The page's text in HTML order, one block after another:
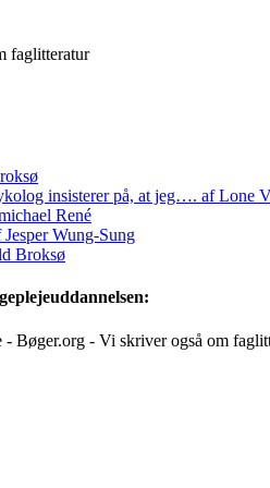
faglitteratur
insisterer på, at jeg…. af Lone
René
Wung-Sung
Broksø
Bøger.org - Vi skriver også om